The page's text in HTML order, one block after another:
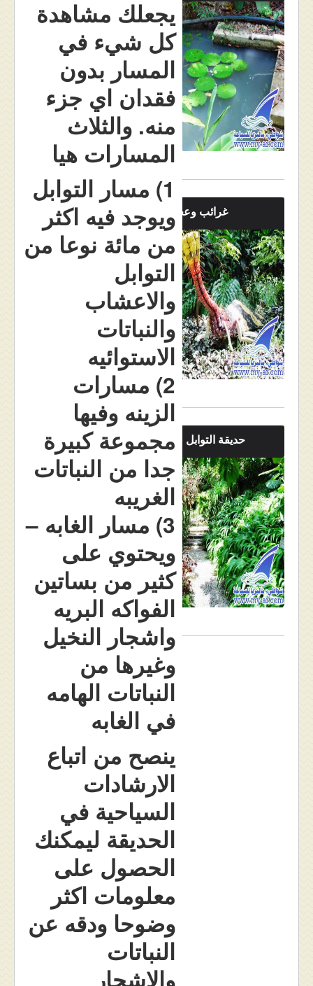
يجعلك مشاهدة
كل شيء في
المسار بدون
فقدان اي جزء
منه. والثلاث
المسارات هيا
1) مسار التوابل
ويوجد فيه اكثر
من مائة نوعا من
التوابل
والاعشاب
والنباتات
الاستوائيه
2) مسارات
الزينه وفيها
مجموعة كبيرة
جدا من النباتات
الغريبه
3) مسار الغابه –
ويحتوي على
كثير من بساتين
الفواكه البريه
واشجار النخيل
وغيرها من
النباتات الهامه
في الغابه
ينصح من اتباع
الارشادات
السياحية في
الحديقة ليمكنك
الحصول على
معلومات اكثر
وضوحا ودقه عن
النباتات
والاشجار
غرائب وعجائب
حديقة التوابل في بينانج